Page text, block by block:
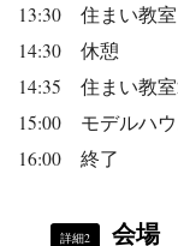
13:30 住まい教
14:30 休憩
14:35 住まい教
15:00 モデルハ
16:00 終了
詳細2 会場